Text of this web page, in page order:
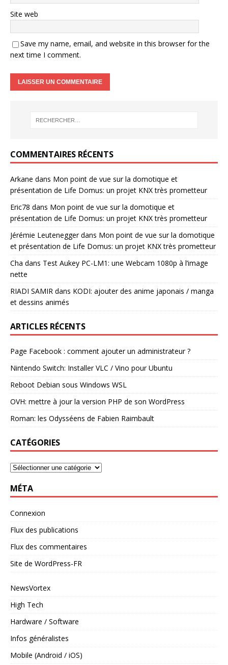
Site web
Save my name, email, and website in this browser for the
next time I comment.
COMMENTAIRES RÉCENTS
Arkane dans Mon point de vue sur la domotique et
présentation de Life Domus: un projet KNX très prometteur
Eric78 dans Mon point de vue sur la domotique et
présentation de Life Domus: un projet KNX très prometteur
Jérémie Leuteneggerdans Mon point de vue sur la domotique
et présentation de Life Domus: un projet KNX très prometteur
Cha dans Test Aukey PC-LM1: une Webcam 1080p à l’image
nette
RIADI SAMIR dans KODI: ajouter des anime japonais / manga
et dessins animés
ARTICLES RÉCENTS
Page Facebook : comment ajouter un administrateur ?
Nintendo Switch: Installer VLC / Vino pour Ubuntu
Reboot Debian sous Windows WSL
OVH: mettre à jour la version PHP de son WordPress
Roman: les Odysséens de Fabien Raimbault
CATÉGORIES
MÉTA
Connexion
Flux des publications
Flux des commentaires
Site de WordPress-FR
NewsVortex
High Tech
Hardware / Software
Infos généralistes
Mobile (Android / iOS)